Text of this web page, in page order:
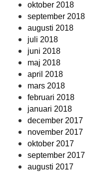
oktober 2018
september 2018
augusti 2018
juli 2018
juni 2018
maj 2018
april 2018
mars 2018
februari 2018
januari 2018
december 2017
november 2017
oktober 2017
september 2017
augusti 2017